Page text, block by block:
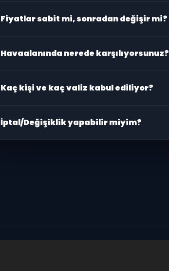
Fiyatlar sabit mi, sonradan değişir mi?
Havaalanında nerede karşılıyorsunuz?
Kaç kişi ve kaç valiz kabul ediliyor?
İptal/Değişiklik yapabilir miyim?